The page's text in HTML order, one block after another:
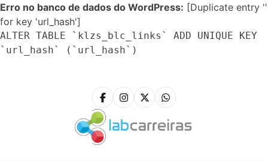
Erro no banco de dados do WordPress: [Duplicate entry ''
for key 'url_hash']
ALTER TABLE `klzs_blc_links` ADD UNIQUE KEY
`url_hash` (`url_hash`)